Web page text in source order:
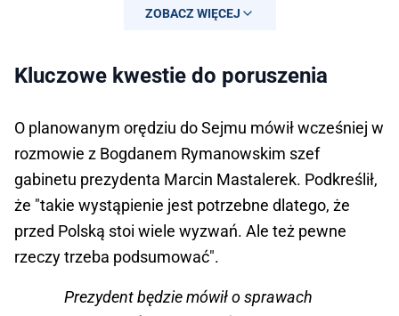
— Kancelaria Prezydenta
(@prezydentpl)October 10, 2024
ZOBACZ WIĘCEJ
Kluczowe kwestie do poruszenia
O planowanym orędziu do Sejmu mówił wcześniej w
rozmowie z Bogdanem Rymanowskim szef
gabinetu prezydenta Marcin Mastalerek. Podkreślił,
że "takie wystąpienie jest potrzebne dlatego, że
przed Polską stoi wiele wyzwań. Ale też pewne
rzeczy trzeba podsumować".
Prezydent będzie mówił o sprawach